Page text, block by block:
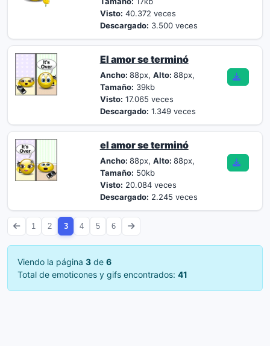
Visto: 40.372 veces
Descargado: 3.500 veces
El amor se terminó
Ancho: 88px, Alto: 88px,
Tamaño: 39kb
Visto: 17.065 veces
Descargado: 1.349 veces
el amor se terminó
Ancho: 88px, Alto: 88px,
Tamaño: 50kb
Visto: 20.084 veces
Descargado: 2.245 veces
1 2 3 4 5 6
Viendo la página 3 de 6
Total de emoticones y gifs encontrados: 41